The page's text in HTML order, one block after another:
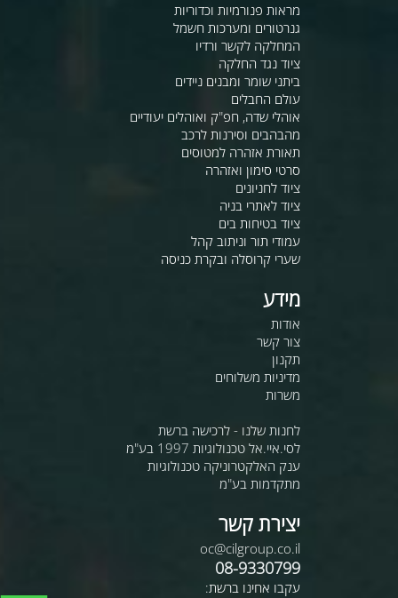
מראות פנורמיות וכדוריות
גנרטורים ומערכות חשמל
המחלקה לקשר ורדיו
ציוד נגד החלקה
ביתני שומר ומבנים ניידים
עולם החבלים
אוהלי שדה, חפ"ק ואוהלים יעודיים
מהבהבים וסירנות לרכב
תאורת אזהרה למטוסים
סרטי סימון ואזהרה
ציוד לחניונים
ציוד לאתרי בניה
ציוד בטיחות בים
עמודי תור וניתוב קהל
שערי קרוסלה ובקרת כניסה
מידע
אודות
צור קשר
תקנון
מדיניות משלוחים
משרות
לחנות שלנו - לרכישה ברשת
לסי.איי.אל טכנולוגיות 1997 בע"מ
ענק האלקטרוניקה טכנולוגיות
מתקדמות בע"מ
יצירת קשר
oc@cilgroup.co.il
08-9330799
עקבו אחינו ברשת: